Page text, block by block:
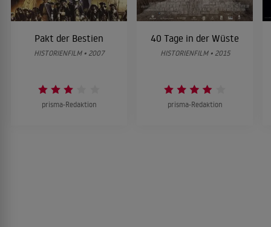
Pakt der Bestien
HISTORIENFILM • 2007
prisma-Redaktion
40 Tage in der Wüste
HISTORIENFILM • 2015
prisma-Redaktion